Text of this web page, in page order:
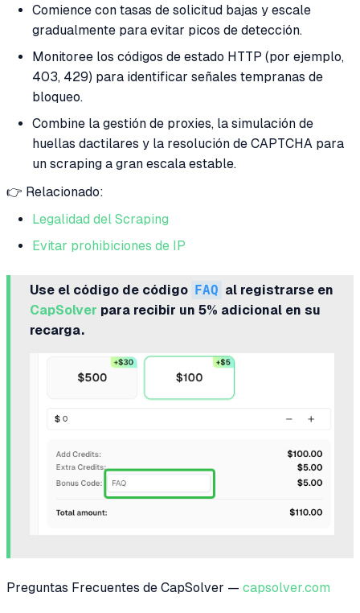
Comience con tasas de solicitud bajas y escale
gradualmente para evitar picos de detección.
Monitoree los códigos de estado HTTP (por ejemplo,
403, 429) para identificar señales tempranas de
bloqueo.
Combine la gestión de proxies, la simulación de
huellas dactilares y la resolución de CAPTCHA para
un scraping a gran escala estable.
👉 Relacionado:
Legalidad del Scraping
Evitar prohibiciones de IP
Use el código de código FAQ al registrarse en
CapSolver para recibir un 5% adicional en su
recarga.
Preguntas Frecuentes de CapSolver — capsolver.com